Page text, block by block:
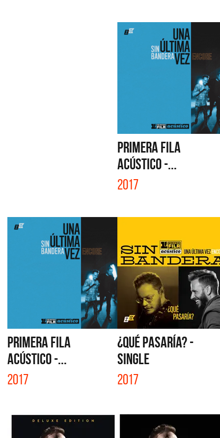
PRIMERA FILA
ACÚSTICO -...
2017
PRIMERA FILA
ACÚSTICO -...
2017
¿QUÉ PASARÍA? -
SINGLE
2017